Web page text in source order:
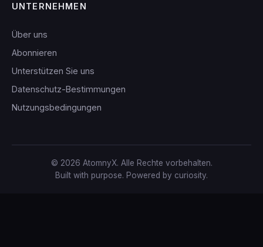
UNTERNEHMEN
Über uns
Abonnieren
Unterstützen Sie uns
Datenschutz-Bestimmungen
Nutzungsbedingungen
© 2026 AtomnyX. Alle Rechte vorbehalten.
Built with purpose. Powered by curiosity.